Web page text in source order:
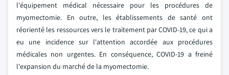
l'équipement médical nécessaire pour les procédures de
myomectomie. En outre, les établissements de santé ont
réorienté les ressources vers le traitement par COVID-19, ce qui a
eu une incidence sur l'attention accordée aux procédures
médicales non urgentes. En conséquence, COVID-19 a freiné
l'expansion du marché de la myomectomie.